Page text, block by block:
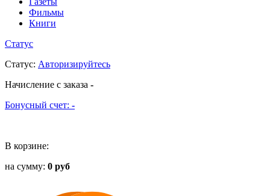
Фильмы
Книги
Статус
Статус: Авторизируйтесь
Начисление с заказа -
Бонусный счет: -
В корзине:
на сумму: 0 руб